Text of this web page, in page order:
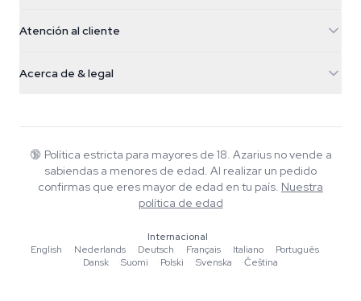
Nederland
+31(0)204897914
Smokeshop
Atención al cliente
Política de devolución
Preguntas frecuentes
Política de privacidad
Acerca de & legal
Wiki
Blog
Música
Herramientas y Calculadoras
🔞 Política estricta para mayores de 18. Azarius no vende a
sabiendas a menores de edad. Al realizar un pedido
confirmas que eres mayor de edad en tu país. Nuestra
política de edad
Internacional
English
·Nederlands ·Deutsch ·Français ·Italiano ·Português
·
Dansk
·Suomi ·Polski ·Svenska ·Čeština